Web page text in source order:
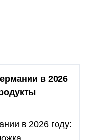
в 2026
в 2026 году: